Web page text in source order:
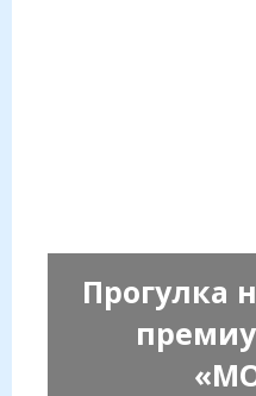
Прогулка